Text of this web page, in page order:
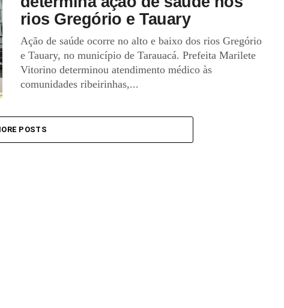
rios Gregório e Tauary
Ação de saúde ocorre no alto e baixo dos rios Gregório
e Tauary, no município de Tarauacá. Prefeita Marilete
Vitorino determinou atendimento médico às
comunidades ribeirinhas,...
POSTS